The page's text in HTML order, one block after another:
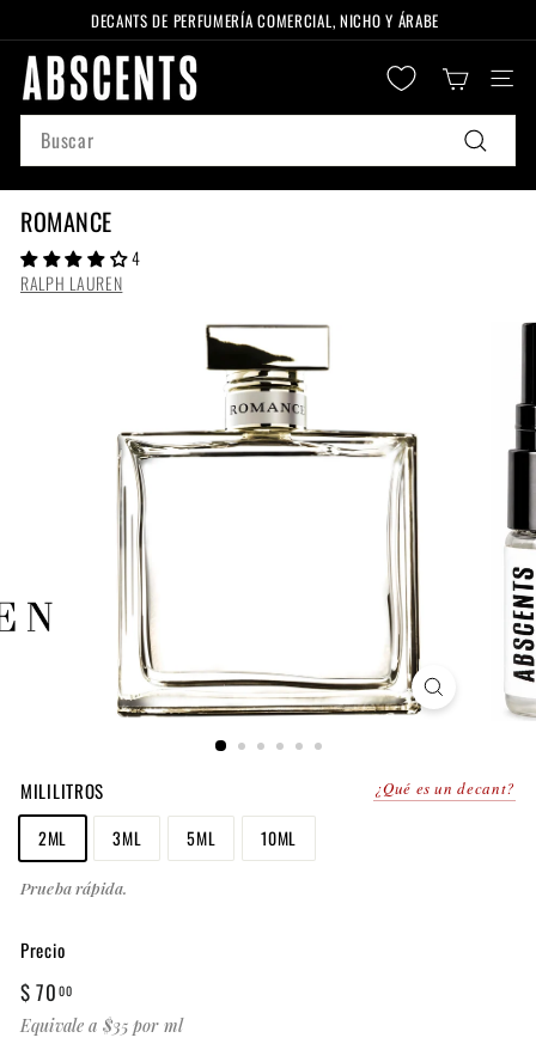
directamente
contenido
diapositivas
DECANTS DE PERFUMERÍA COMERCIAL, NICHO Y ÁRABE
A
B
S
C
E
N
T
S
Search
Buscar
ROMANCE
4
RALPH LAUREN
MILILITROS ¿Qué es un decant?
2ML 3ML 5ML 10ML
Prueba rápida.
Precio
Precio
habitual
$ 70 00$
70.00
Equivale a $35 por ml